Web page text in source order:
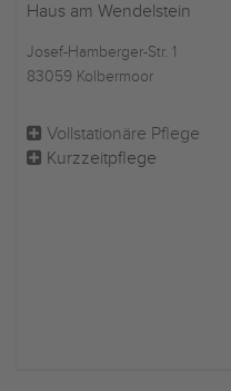
Haus am Wendelstein
Josef-Hamberger-Str. 1
83059 Kolbermoor
Vollstationäre Pflege
Kurzzeitpflege